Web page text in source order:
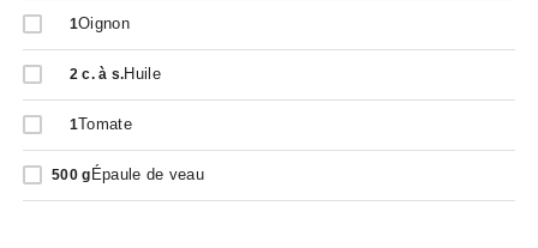
1Oignon
2 c. à s.Huile
1Tomate
500 g Épaule de veau